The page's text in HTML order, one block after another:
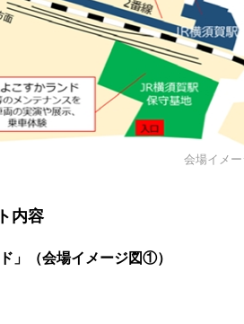
会場イメー
内容
」（会場イメージ図①）